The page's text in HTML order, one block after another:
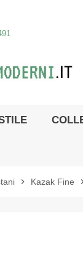
chevron_right Kazak Fine